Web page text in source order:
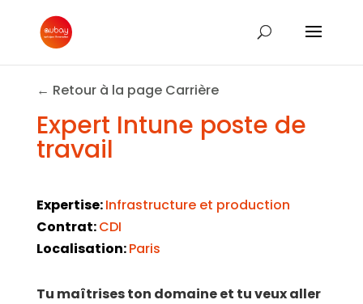
← Retour à la page Carrière
Expert Intune poste de
travail
Expertise:Infrastructure et production
Contrat:CDI
Localisation:Paris
Tu maîtrises ton domaine et tu veux aller